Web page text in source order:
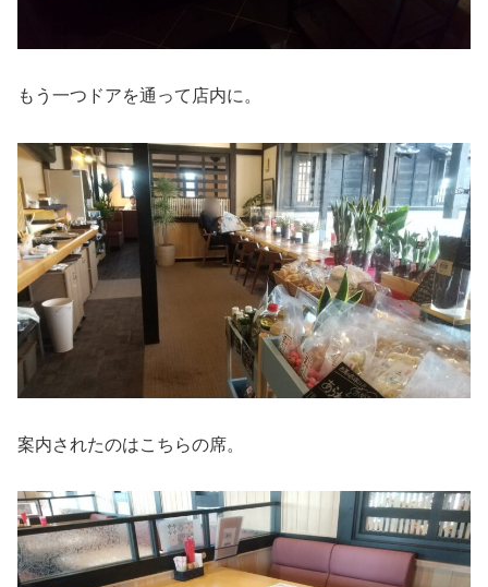
もう一つドアを通って店内に。
案内されたのはこちらの席。